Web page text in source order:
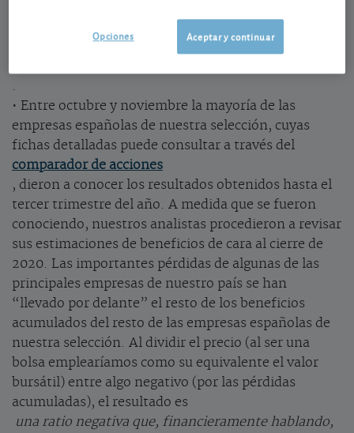
calculamos teniendo en cuenta los
.
• Entre octubre y noviembre la mayoría de las
empresas españolas de nuestra selección, cuyas
fichas detalladas puede consultar a través del
comparador de acciones
, dieron a conocer los resultados obtenidos hasta el
tercer trimestre del año. A medida que se fueron
conociendo, nuestros analistas procedieron a revisar
sus estimaciones de beneficios de cara al cierre de
2020. Las importantes pérdidas de algunas de las
principales empresas de nuestro país se han
“llevado por delante” el resto de los beneficios
acumulados del resto de las empresas españolas de
nuestra selección. Al dividir el precio (al ser una
bolsa emplearíamos como su equivalente el valor
bursátil) entre algo negativo (por las pérdidas
acumuladas), el resultado es
una ratio negativa que, financieramente hablando,
Aceptar y continuar
Opciones